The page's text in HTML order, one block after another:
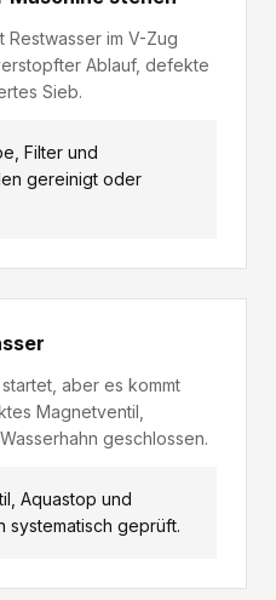
im V-Zug
Ablauf, defekte
Sieb.
Filter und
gereinigt oder
aber es kommt
Magnetventil,
geschlossen.
Aquastop und
systematisch geprüft.